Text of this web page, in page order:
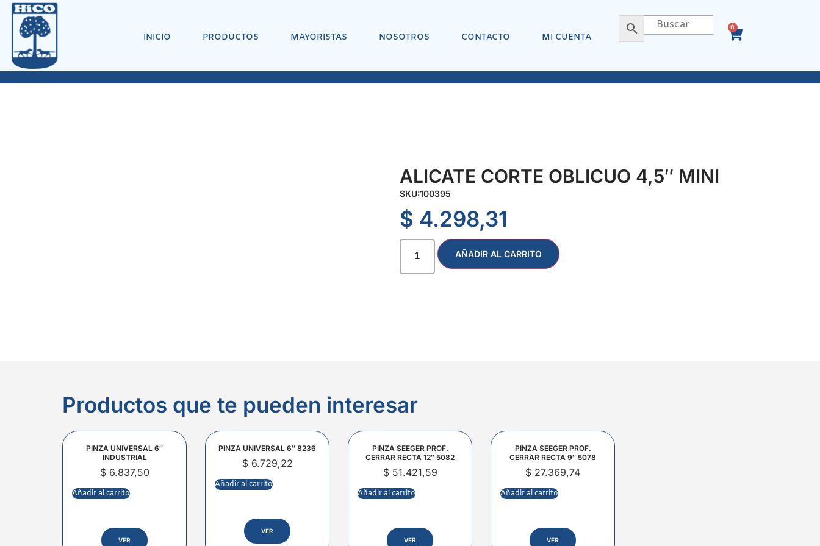
INICIO PRODUCTOS MAYORISTAS NOSOTROS CONTACTO MI CUENTA
0
ALICATE CORTE OBLICUO 4,5″ MINI
SKU:100395
$ 4.298,31
AÑADIR AL CARRITO
Productos que te pueden interesar
PINZA UNIVERSAL 6″
INDUSTRIAL
$6.837,50
Añadir al carrito
VER
PINZA UNIVERSAL 6″ 8236
$6.729,22
Añadir al carrito
VER
PINZA SEEGER PROF.
CERRAR RECTA 12″ 5082
$51.421,59
Añadir al carrito
VER
PINZA SEEGER PROF.
CERRAR RECTA 9″ 5078
$ 27.369,74
Añadir al carrito
VER